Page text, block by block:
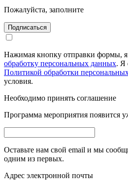
Пожалуйста, заполните
Подписаться
Нажимая кнопку отправки формы,
обработку персональных данных. Я
Политикой обработки
условия.
Необходимо принять соглашение
Программа мероприятия появится
Оставьте нам свой email и мы
одним из первых.
Адрес электронной почты